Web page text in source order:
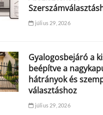
július 29, 2026
Gyalogosbejáró a
beépítve a
hátrányok és
választáshoz
július 29, 2026